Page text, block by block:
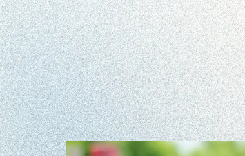
重機オペレーター
二又 拓也